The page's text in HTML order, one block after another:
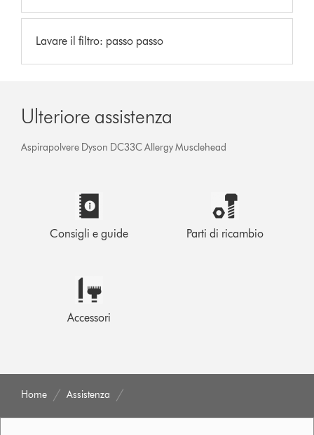
Lavare il filtro: passo passo
Ulteriore assistenza
Aspirapolvere Dyson DC33C Allergy Musclehead
Consigli e guide Parti di ricambio
Accessori
Home Assistenza